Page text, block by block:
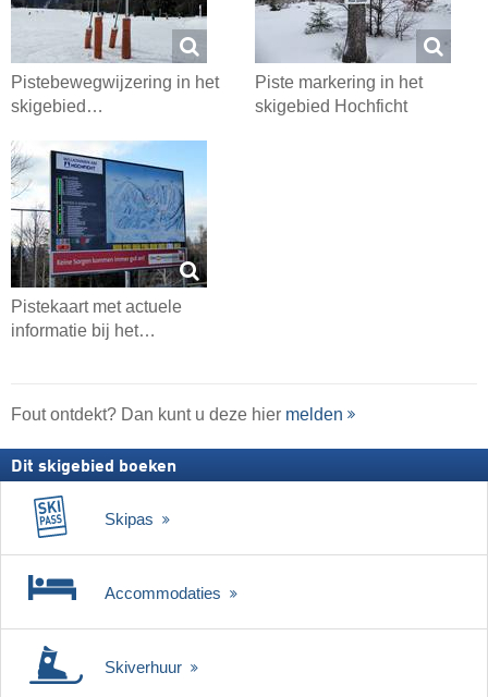
Pistebewegwijzering in het
skigebied…
Piste markering in het
skigebied Hochficht
Pistekaart met actuele
informatie bij het…
Fout ontdekt? Dan kunt u deze hier melden
Dit skigebied boeken
Skipas
Accommodaties
Skiverhuur